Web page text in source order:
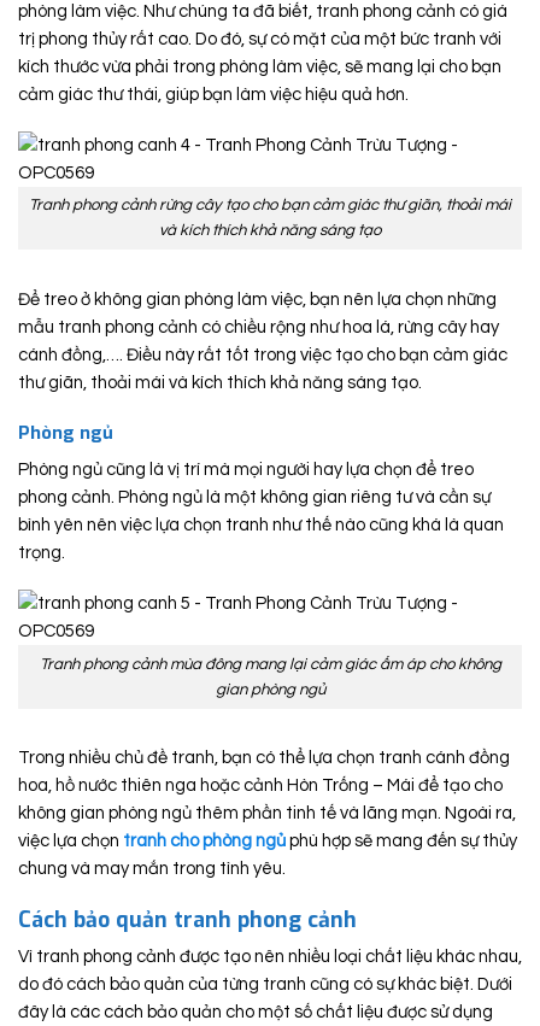
phòng làm việc. Như chúng ta đã biết, tranh phong cảnh có giá
trị phong thủy rất cao. Do đó, sự có mặt của một bức tranh với
kích thước vừa phải trong phòng làm việc, sẽ mang lại cho bạn
cảm giác thư thái, giúp bạn làm việc hiệu quả hơn.
Tranh phong cảnh rừng cây tạo cho bạn cảm giác thư giãn, thoải mái
và kích thích khả năng sáng tạo
Để treo ở không gian phòng làm việc, bạn nên lựa chọn những
mẫu tranh phong cảnh có chiều rộng như hoa lá, rừng cây hay
cánh đồng,…. Điều này rất tốt trong việc tạo cho bạn cảm giác
thư giãn, thoải mái và kích thích khả năng sáng tạo.
Phòng ngủ
Phòng ngủ cũng là vị trí mà mọi người hay lựa chọn để treo
phong cảnh. Phòng ngủ là một không gian riêng tư và cần sự
bình yên nên việc lựa chọn tranh như thế nào cũng khá là quan
trọng.
Tranh phong cảnh mùa đông mang lại cảm giác ấm áp cho không
gian phòng ngủ
Trong nhiều chủ đề tranh, bạn có thể lựa chọn tranh cánh đồng
hoa, hồ nước thiên nga hoặc cảnh Hòn Trống – Mái để tạo cho
không gian phòng ngủ thêm phần tinh tế và lãng mạn. Ngoài ra,
việc lựa chọn tranh cho phòng ngủ phù hợp sẽ mang đến sự thủy
chung và may mắn trong tình yêu.
Cách bảo quản tranh phong cảnh
Vì tranh phong cảnh được tạo nên nhiều loại chất liệu khác nhau,
do đó cách bảo quản của từng tranh cũng có sự khác biệt. Dưới
đây là các cách bảo quản cho một số chất liệu được sử dụng